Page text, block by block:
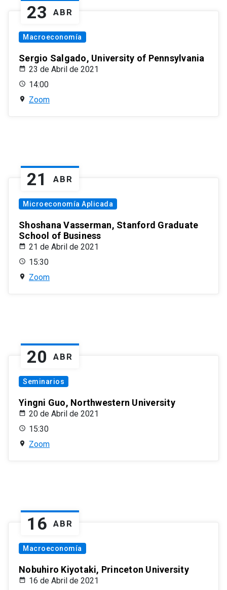
23 ABR
Macroeconomía
Sergio Salgado, University of Pennsylvania
23 de Abril de 2021
14:00
Zoom
21 ABR
Microeconomía Aplicada
Shoshana Vasserman, Stanford Graduate
School of Business
21 de Abril de 2021
15:30
Zoom
20 ABR
Seminarios
Yingni Guo, Northwestern University
20 de Abril de 2021
15:30
Zoom
16 ABR
Macroeconomía
Nobuhiro Kiyotaki, Princeton University
16 de Abril de 2021